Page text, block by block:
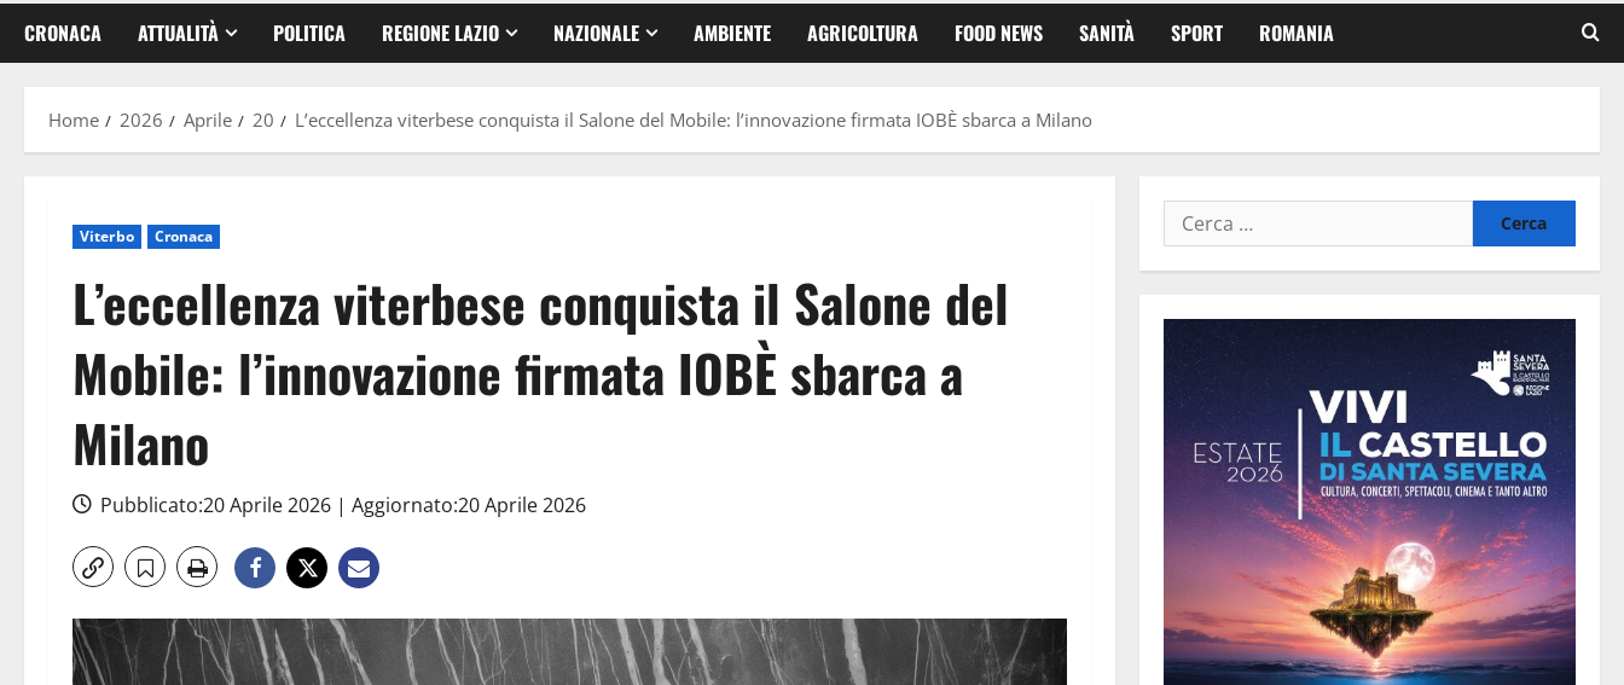
CRONACA ATTUALITÀ POLITICA REGIONE LAZIO NAZIONALE AMBIENTE AGRICOLTURA FOOD NEWS SANITÀ SPORT ROMANIA
Home 2026 Aprile 20 L’eccellenza viterbese conquista il Salone del Mobile: l’innovazione firmata IOBÈ sbarca a Milano
Viterbo Cronaca
L’eccellenza viterbese conquista il Salone del
Mobile: l’innovazione firmata IOBÈ sbarca a
Milano
Pubblicato:20 Aprile 2026 | Aggiornato:20 Aprile 2026
Ricerca
per: